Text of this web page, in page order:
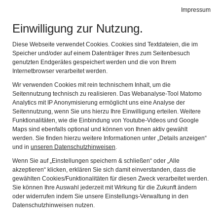
Impressum
Einwilligung zur Nutzung.
Diese Webseite verwendet Cookies. Cookies sind Textdateien, die im
Speicher und/oder auf einem Datenträger Ihres zum Seitenbesuch
genutzten Endgerätes gespeichert werden und die von Ihrem
Internetbrowser verarbeitet werden.
Wir verwenden Cookies mit rein technischem Inhalt, um die
Seitennutzung technisch zu realisieren. Das Webanalyse-Tool Matomo
Analytics mit IP Anonymisierung ermöglicht uns eine Analyse der
Seitennutzung, wenn Sie uns hierzu Ihre Einwilligung erteilen. Weitere
Funktionalitäten, wie die Einbindung von Youtube-Videos und Google
Maps sind ebenfalls optional und können von Ihnen aktiv gewählt
werden. Sie finden hierzu weitere Informationen unter „Details anzeigen“
und in unseren Datenschutzhinweisen.
Wenn Sie auf „Einstellungen speichern & schließen“ oder „Alle
akzeptieren“ klicken, erklären Sie sich damit einverstanden, dass die
gewählten Cookies/Funktionalitäten für diesen Zweck verarbeitet werden.
Sie können Ihre Auswahl jederzeit mit Wirkung für die Zukunft ändern
oder widerrufen indem Sie unsere Einstellungs-Verwaltung in den
Datenschutzhinweisen nutzen.
de en
KEMPTEN-MUSEUM
IM ZUMSTEINHAUS